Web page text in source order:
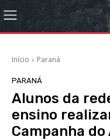
Início Paraná
PARANÁ
Alunos da
ensino
Campanha do